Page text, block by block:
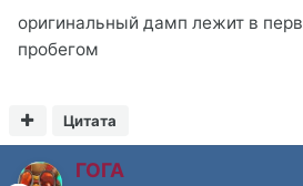
оригинальный дамп лежит в
пробегом
Цитата
ГОГА